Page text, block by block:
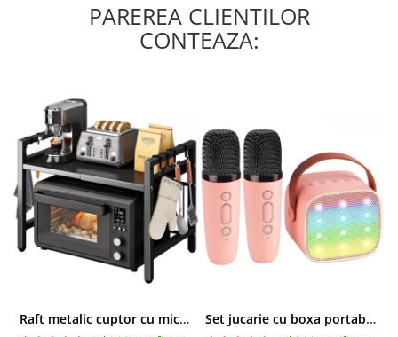
PAREREA CLIENTILOR
CONTEAZA:
Raft metalic cuptor cu microunde, Simply Joy, 6 Carlige, Ajustabil, Raft Organizator extensibil, pentru bucatarie, casa, balcon, Etajera ajustabila cu 2 Niveluri, Anti Alunecare, Negru Set jucarie cu boxa portabila si 2 microfoane, Wireless, Bluetooth, Simply Joy, Karaoke, Copii si Adulti, Lumini LED RGB Dinamice, Roz